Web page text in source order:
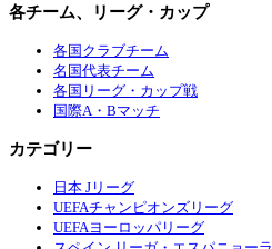
各チーム、リーグ・カップ
各国クラブチーム
名国代表チーム
各国リーグ・カップ戦
国際A・Bマッチ
カテゴリー
日本 Jリーグ
UEFAチャンピオンズリーグ
UEFAヨーロッパリーグ